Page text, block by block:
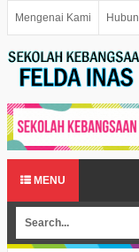
Mengenai Kami
MENU